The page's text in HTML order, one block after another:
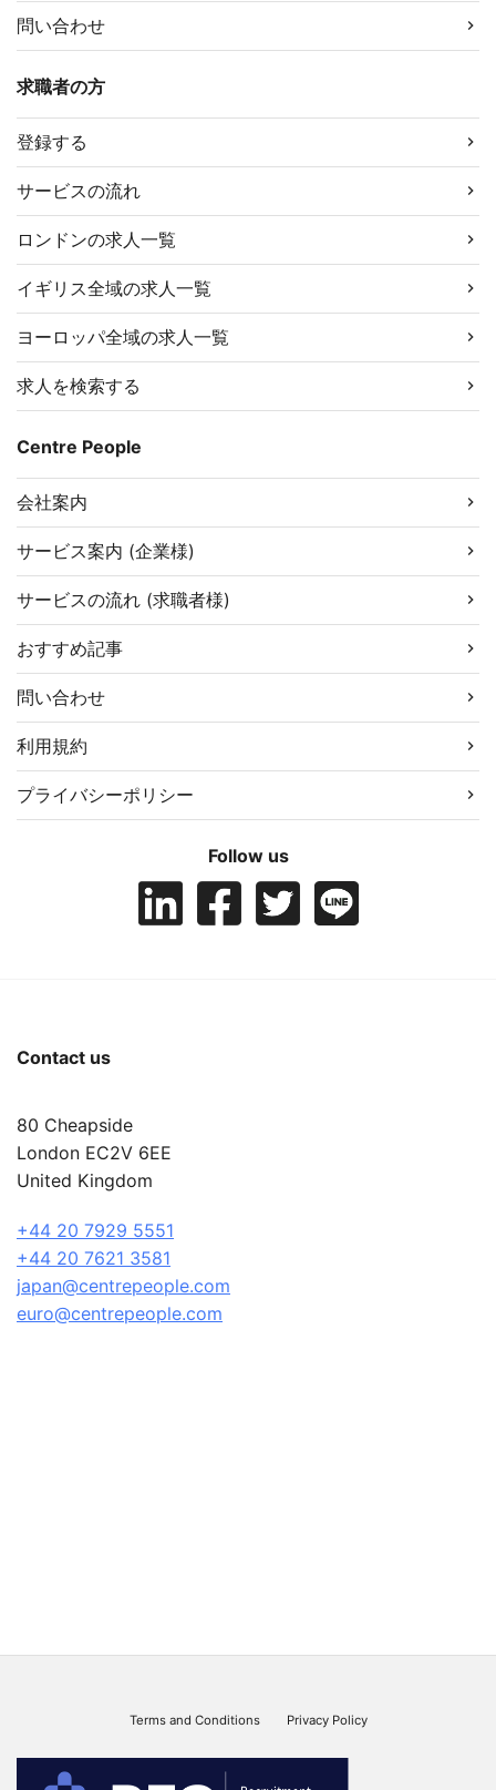
問い合わせ
求職者の方
登録する
サービスの流れ
ロンドンの求人一覧
イギリス全域の求人一覧
ヨーロッパ全域の求人一覧
求人を検索する
Centre People
会社案内
サービス案内 (企業様)
サービスの流れ (求職者様)
おすすめ記事
問い合わせ
利用規約
プライバシーポリシー
Follow us
Contact us
80 Cheapside
London EC2V 6EE
United Kingdom
+44 20 7929 5551
+44 20 7621 3581
japan@centrepeople.com
euro@centrepeople.com
Terms and Conditions Privacy Policy